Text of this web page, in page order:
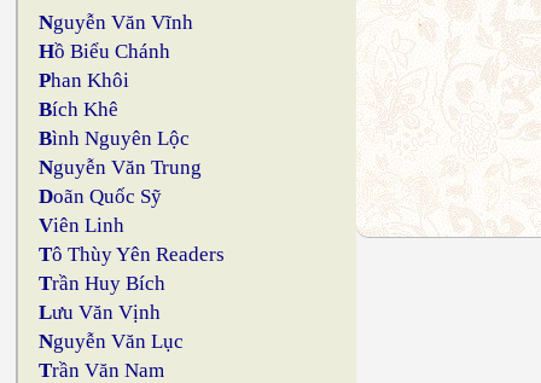
Nguyễn Văn Vĩnh
Hồ Biểu Chánh
Phan Khôi
Bích Khê
Bình Nguyên Lộc
Nguyễn Văn Trung
Doãn Quốc Sỹ
Viên Linh
Tô Thùy Yên Readers
Trần Huy Bích
Lưu Văn Vịnh
Nguyễn Văn Lục
Trần Văn Nam